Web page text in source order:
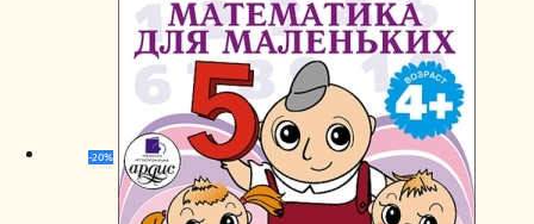
составляла
249,00 руб..
199,00 руб..
-20%